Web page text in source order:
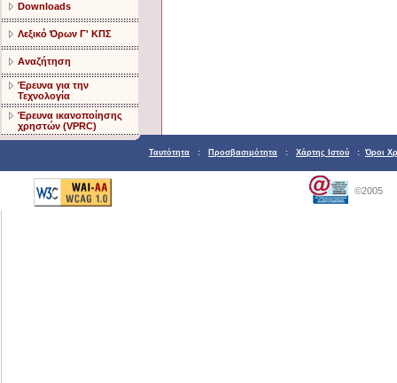
Downloads
Λεξικό Όρων Γ' ΚΠΣ
Αναζήτηση
Έρευνα για την
Τεχνολογία
Έρευνα ικανοποίησης
χρηστών (VPRC)
Ταυτότητα : Προσβασιμότητα : Χάρτης Ιστού : Όροι
©2005